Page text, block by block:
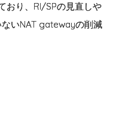
おり、RI/SPの見直しや
いNAT gatewayの削減